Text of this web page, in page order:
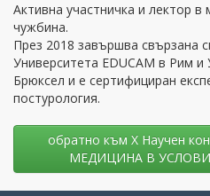
Активна участничка и лектор
чужбина.
През 2018 завършва свързана
Университета EDUCAM в Рим
Брюксел и е сертифициран
постурология.
oбратно към Х Научен
МЕДИЦИНА В